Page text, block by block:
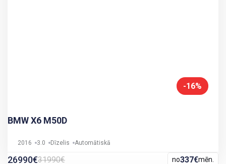
-16%
BMW X6 M50D
2016 3.0 Dīzelis Automātiskā
26990€31990€ no337€mēn.